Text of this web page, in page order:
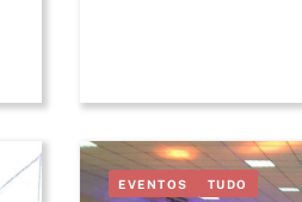
EVENTOS TUDO